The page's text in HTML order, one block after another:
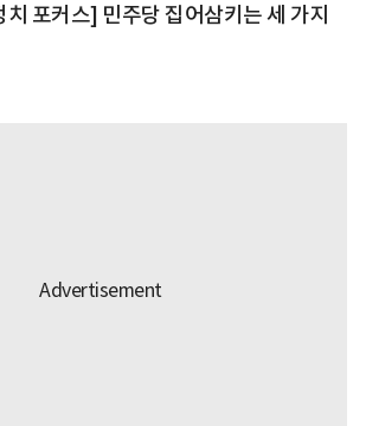
포커스] 민주당 집어삼키는 세 가지